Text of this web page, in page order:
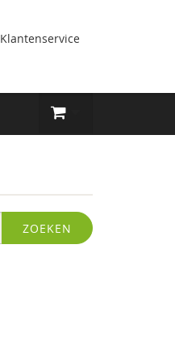
Klantenservice
ZOEKEN